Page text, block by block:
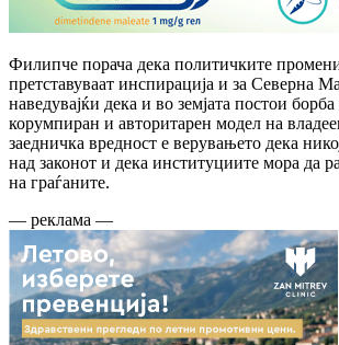
Филипче порача дека политичките
претставуваат инспирација и за Северна
наведувајќи дека и во земјата постои
корумпиран и авторитарен модел на
заедничка вредност е верувањето дека
над законот и дека институциите мора да
на граѓаните.
— реклама —